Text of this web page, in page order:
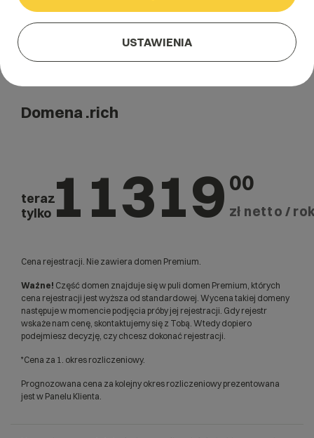
Domena .rich
teraz
tylko11319 00
zł netto /
Cena rejestracji. Nie zawiera domen Premium.
Ważne! Część domen znajduje się w puli domen Premium, których
cena rejestracji jest wyższa od standardowej. Wycena takiej domeny
następuje w momencie podjęcia próby jej rejestracji. Gdy rejestr
wskaże nam cenę, skontaktujemy się z Tobą. Wtedy dopiero
podejmiesz decyzję, czy chcesz dokonać rejestracji.
*Cena za 1. okres rozliczeniowy.
Prognozowana cena za kolejny okres rozliczeniowy prezentowana
jest w Panelu Klienta.
USTAWIENIA